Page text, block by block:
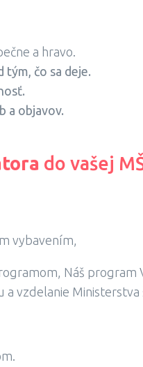
a hravo.
čo sa deje.
a objavov.
do vašej
vybavením,
Náš program
vzdelanie Ministerstva